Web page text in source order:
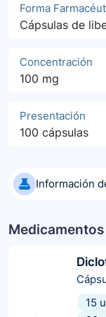
Forma
Cápsulas de
Concentración
100 mg
Presentación
100 cápsulas
Información
15